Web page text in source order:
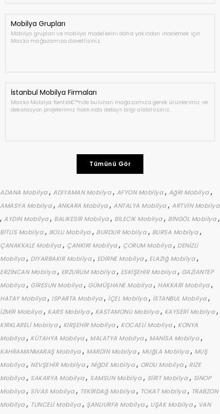
Mobilya Grupları
Mobilya grupları ve mobilya modellerini daha yakından incelemek için
Masko mağazamıza davetlisiniz.
İstanbul Mobilya Firmaları
Masko Mobilya Kentiâ€™nde bulunan mağazamıza gerek ürünlerimiz ve
dekorasyon projelerimiz hakkında detaylı bilgi alabilirsiniz.
Tümünü Gör
ADANA Mobilya, ADIYAMAN Mobilya, AFYON Mobilya, AğRI Mobilya,
AMASYA Mobilya, ANKARA Mobilya, ANTALYA Mobilya, ARTVİN Mobilya
, AYDIN Mobilya, BALIKESİR Mobilya, BİLECİK Mobilya, BİNGÖL Mobilya,
BİTLİS Mobilya, BOLU Mobilya, BURDUR Mobilya, BURSA Mobilya,
ÇANAKKALE Mobilya, ÇANKIRI Mobilya, ÇORUM Mobilya, DENİZLİ
Mobilya, DİYARBAKIR Mobilya, EDİRNE Mobilya, ELAZIğ Mobilya,
ERZİNCAN Mobilya, ERZURUM Mobilya, ESKİŞEHİR Mobilya, GAZİANTEP
Mobilya, GİRESUN Mobilya, GÜMÜŞHANE Mobilya, HAKKARİ Mobilya,
HATAY Mobilya, ISPARTA Mobilya, İÇEL Mobilya, İSTANBUL Mobilya,
İZMİR Mobilya, KARS Mobilya, KASTAMONU Mobilya, KAYSERİ Mobilya,
KIRKLARELİ Mobilya, KIRŞEHİR Mobilya, KOCAELİ Mobilya, KONYA
Mobilya, KÜTAHYA Mobilya, MALATYA Mobilya, MANİSA Mobilya,
KAHRAMANMARAŞ Mobilya, MARDİN Mobilya, MUğLA Mobilya, MUŞ
Mobilya, NEVŞEHİR Mobilya, NİğDE Mobilya, ORDU Mobilya, RİZE
Mobilya, SAKARYA Mobilya, SAMSUN Mobilya, SİİRT Mobilya, SİNOP
Mobilya, SİVAS Mobilya, TEKİRDAğ Mobilya, TOKAT Mobilya, TRABZON
Mobilya, TUNCELİ Mobilya, ŞANLIURFA Mobilya, UŞAK Mobilya, VAN